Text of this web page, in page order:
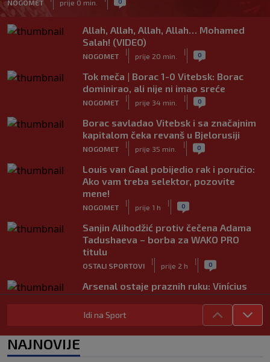
NOGOMET prije 0 min.
Allah, Allah, Allah, Allah… Mohamed
Salah! (VIDEO)
NOGOMET
|
prije 20 min.
| 0
Tok meča | Borac 1-0 Vitebsk: Borac
dominirao, ali nije ni imao sreće
NOGOMET
|
prije 34 min.
| 0
Borac savladao Vitebsk i sa značajnim
kapitalom čeka revanš u Bjelorusiji
NOGOMET
|
prije 35 min.
| 0
Louis van Gaal pobijedio rak i poručio:
Ako vam treba selektor, pozovite
mene!
NOGOMET
|
prije 1 h
| 0
Sanjin Alihodžić protiv čečena Adama
Tadushaeva – borba za WAKO PRO
titulu
OSTALI SPORTOVI
|
prije 2 h
| 0
Arsenal ostaje praznih ruku: Vinícius
Júnior i Real Madrid postigli dogovor
NOGOMET
Idi na Sport
NAJNOVIJE